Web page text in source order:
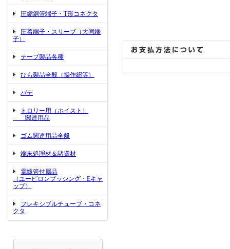
圧縮銅管端子・T形コネクタ
圧着端子・スリーブ（大同端
子）
テープ製品各種
ひも製品全般（操作紐等）
パテ
トロリー用（ホイスト）
関連用品
ゴム関連用品全般
端末処理材＆諸資材
電線管付属品
（ユーピロンブッシング・Eキャ
ップ）
フレキシブルチューブ・コネ
クタ